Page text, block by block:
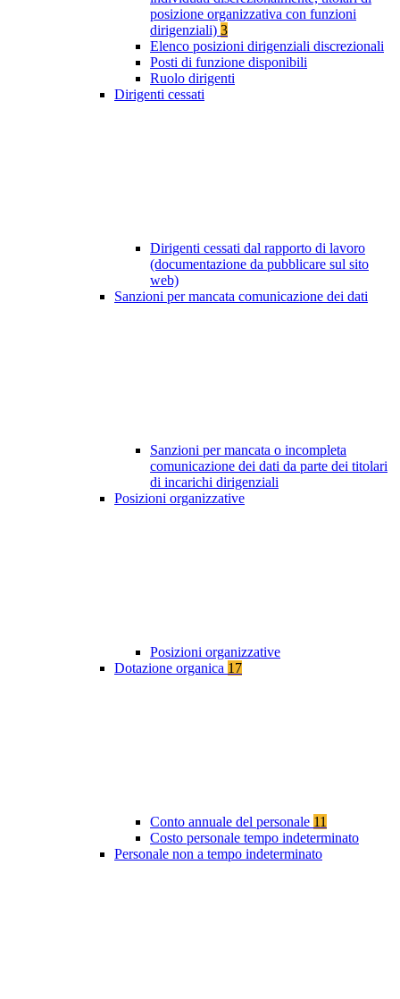
posizione organizzativa con funzioni
dirigenziali) 3
Elenco posizioni dirigenziali discrezionali
Posti di funzione disponibili
Ruolo dirigenti
Dirigenti cessati
Dirigenti cessati dal rapporto di lavoro
(documentazione da pubblicare sul sito
web)
Sanzioni per mancata comunicazione dei dati
Sanzioni per mancata o incompleta
comunicazione dei dati da parte dei titolari
di incarichi dirigenziali
Posizioni organizzative
Posizioni organizzative
Dotazione organica 17
Conto annuale del personale 11
Costo personale tempo indeterminato
Personale non a tempo indeterminato